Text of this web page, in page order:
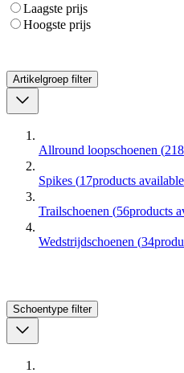
Laagste prijs
Hoogste prijs
Artikelgroep filter
Allround loopschoenen (218
Spikes (17products available
Trailschoenen (56products
Wedstrijdschoenen (34
Schoentype filter